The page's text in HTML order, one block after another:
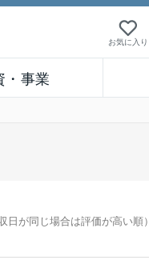
お気に入り
・事業
が同じ場合は評価が高い順）